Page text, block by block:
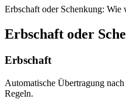
Erbschaft oder Schenkung: Wie
Erbschaft oder
Erbschaft
Automatische Übertragung
Regeln.